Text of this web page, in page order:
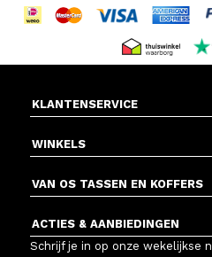
KLANTENSERVICE
WINKELS
VAN OS TASSEN EN KOFFERS
ACTIES & AANBIEDINGEN
Schrijf je in op onze wekelijkse